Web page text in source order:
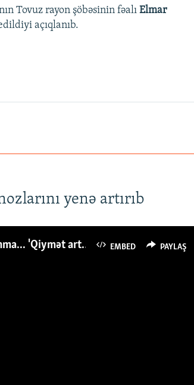
Tovuz rayon şöbəsinin fəalı Elmar
açıqlanıb.
yenə artırıb
EMBED PAYLAŞ
Azərbaycanlı avropalıdan iki dəfə az ət yeyir, amma... 'Qiymət artımı qaçılmazdır'